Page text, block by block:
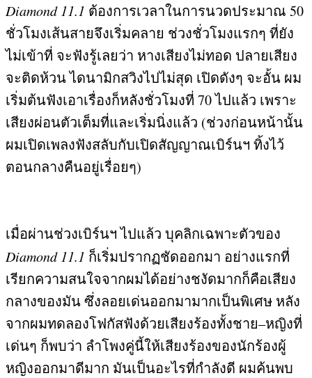
Diamond 11.1 ต้องการเวลาในการนวดประมาณ 50
ชั่วโมงเส้นสายจึงเริ่มคลาย ช่วงชั่วโมงแรกๆ ที่ยัง
ไม่เข้าที่ จะฟังรู้เลยว่า หางเสียงไม่ทอด ปลายเสียง
จะติดห้วน ไดนามิกสวิงไปไม่สุด เปิดดังๆ จะอั้น ผม
เริ่มต้นฟังเอาเรื่องก็หลังชั่วโมงที่ 70ไปแล้ว เพราะ
เสียงผ่อนตัวเต็มที่และเริ่มนิ่งแล้ว (ช่วงก่อนหน้านั้น
ผมเปิดเพลงฟังสลับกับเปิดสัญญาณเบิร์นฯ ทิ้งไว้
ตอนกลางคืนอยู่เรื่อยๆ)
เมื่อผ่านช่วงเบิร์นฯ ไปแล้ว บุคลิกเฉพาะตัวของ
Diamond 11.1 ก็เริ่มปรากฏชัดออกมา อย่างแรกที่
เรียกความสนใจจากผมได้อย่างชงัดมากก็คือเสียง
กลางของมัน ซึ่งลอยเด่นออกมามากเป็นพิเศษ หลัง
จากผมทดลองโฟกัสฟังด้วยเสียงร้องทั้งชาย–หญิงที่
เด่นๆ ก็พบว่า ลำโพงคู่นี้ให้เสียงร้องของนักร้องผู้
หญิงออกมาดีมาก มันเป็นอะไรที่กำลังดี ผมค้นพบ